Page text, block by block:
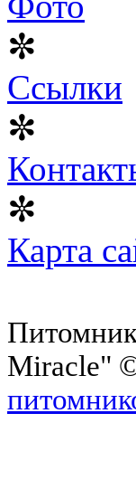
✼
Ссылки
✼
✼
Карта
Miracle"